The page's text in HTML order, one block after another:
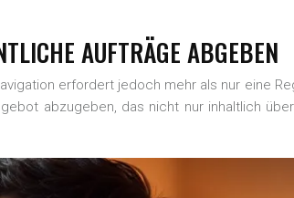
AUFTRÄGE ABGEBEN
erfordert jedoch mehr als nur eine
abzugeben, das nicht nur inhaltlich